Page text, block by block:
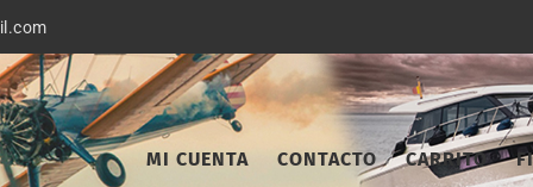
MI CUENTA CONTACTO CARRITO